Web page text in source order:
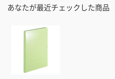
あなたが最近チェックした商品